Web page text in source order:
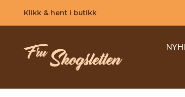
Klikk & hent i butikk